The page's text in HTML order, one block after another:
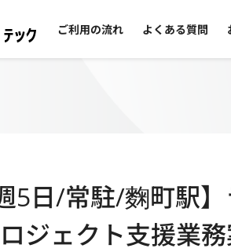
ご利用の流れ よくある質問
5日/常駐/麴町駅
ジェクト支援業